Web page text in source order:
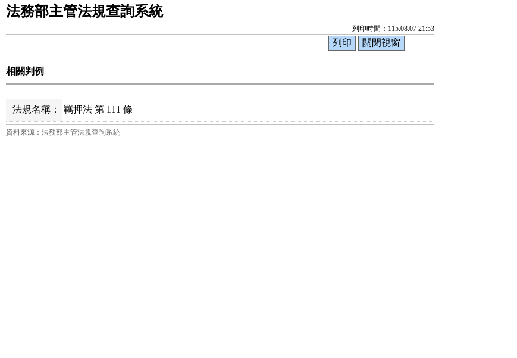
法務部主管法規查詢系統
列印時間：115.08.07 21:53
相關判例
法規名稱： 羈押法 第 111 條
資料來源：法務部主管法規查詢系統